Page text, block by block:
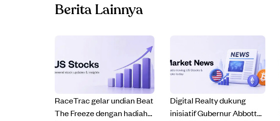
Berita Lainnya
RaceTrac gelar undian Beat
The Freeze dengan hadiah
Digital Realty dukung
inisiatif Gubernur Abbott